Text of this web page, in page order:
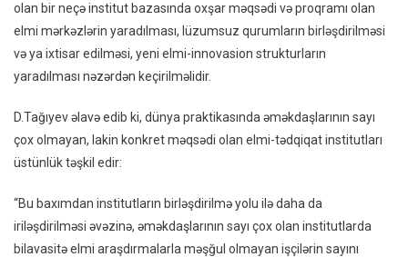
Təklif
olan bir neçə institut bazasında oxşar məqsədi və proqramı olan
elmi mərkəzlərin yaradılması, lüzumsuz qurumların birləşdirilməsi
və ya ixtisar edilməsi, yeni elmi-innovasion strukturların
yaradılması nəzərdən keçirilməlidir.
D.Tağıyev əlavə edib ki, dünya praktikasında əməkdaşlarının sayı
çox olmayan, lakin konkret məqsədi olan elmi-tədqiqat institutları
üstünlük təşkil edir:
“Bu baxımdan institutların birləşdirilmə yolu ilə daha da
iriləşdirilməsi əvəzinə, əməkdaşlarının sayı çox olan institutlarda
bilavasitə elmi araşdırmalarla məşğul olmayan işçilərin sayını